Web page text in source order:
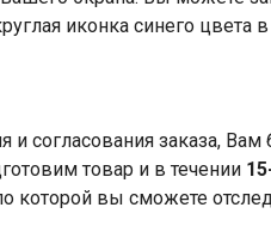
иконка синего цвета
согласования заказа, Вам
товар и в течении
которой вы сможете